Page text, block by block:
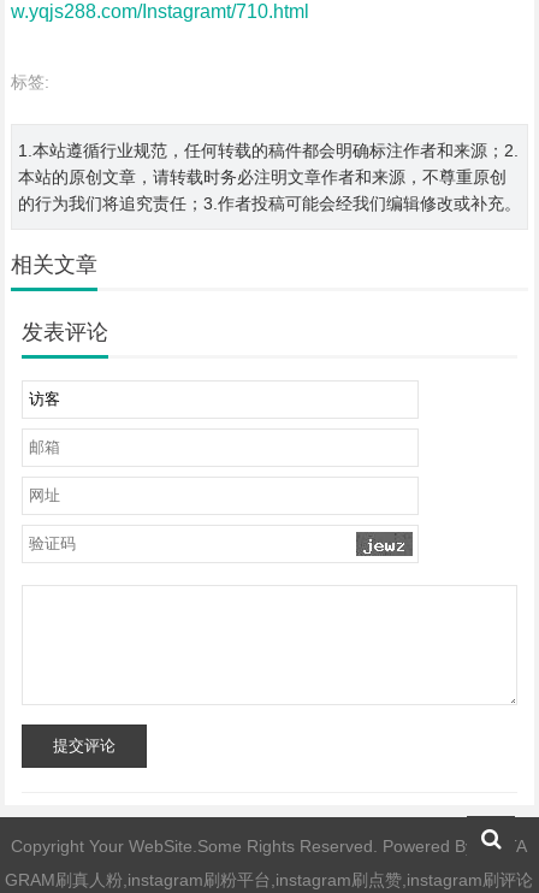
w.yqjs288.com/Instagramt/710.html
标签:
1.本站遵循行业规范，任何转载的稿件都会明确标注作者和来源；2.
本站的原创文章，请转载时务必注明文章作者和来源，不尊重原创
的行为我们将追究责任；3.作者投稿可能会经我们编辑修改或补充。
相关文章
发表评论
提交评论
Copyright Your WebSite.Some Rights Reserved. Powered By INSTA
GRAM刷真人粉,instagram刷粉平台,instagram刷点赞,instagram刷评论